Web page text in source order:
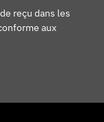
reçu dans les
aux